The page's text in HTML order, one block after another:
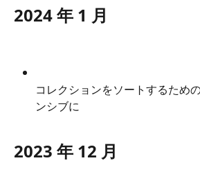
2024 年 1 月
コレクションをソートするため
ンシブに
2023 年 12 月